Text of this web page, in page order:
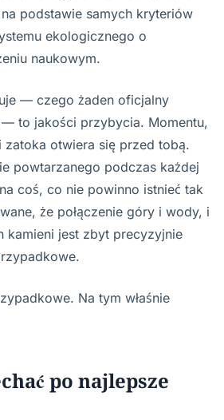
na podstawie samych kryteriów
ekologicznego o
naukowym.
— czego żaden oficjalny
to jakości przybycia. Momentu,
otwiera się przed tobą.
powtarzanego podczas każdej
coś, co nie powinno istnieć tak
że połączenie góry i wody, i
kamieni jest zbyt precyzyjnie
Na tym właśnie
po najlepsze